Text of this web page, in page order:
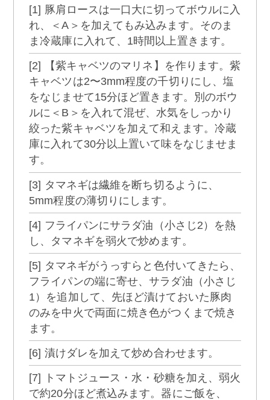
[1] 豚肩ロースは一口大に切ってボウルに入
れ、＜A＞を加えてもみ込みます。そのま
ま冷蔵庫に入れて、1時間以上置きます。
[2] 【紫キャベツのマリネ】を作ります。紫
キャベツは2〜3mm程度の千切りにし、塩
をなじませて15分ほど置きます。別のボウ
ルに＜B＞を入れて混ぜ、水気をしっかり
絞った紫キャベツを加えて和えます。冷蔵
庫に入れて30分以上置いて味をなじませま
す。
[3] タマネギは繊維を断ち切るように、
5mm程度の薄切りにします。
[4] フライパンにサラダ油（小さじ2）を熱
し、タマネギを弱火で炒めます。
[5] タマネギがうっすらと色付いてきたら、
フライパンの端に寄せ、サラダ油（小さじ
1）を追加して、先ほど漬けておいた豚肉
のみを中火で両面に焼き色がつくまで焼き
ます。
[6] 漬けダレを加えて炒め合わせます。
[7] トマトジュース・水・砂糖を加え、弱火
で約20分ほど煮込みます。器にご飯を、